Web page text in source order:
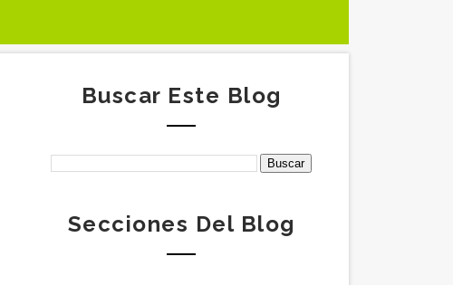
Buscar Este Blog
Secciones Del Blog